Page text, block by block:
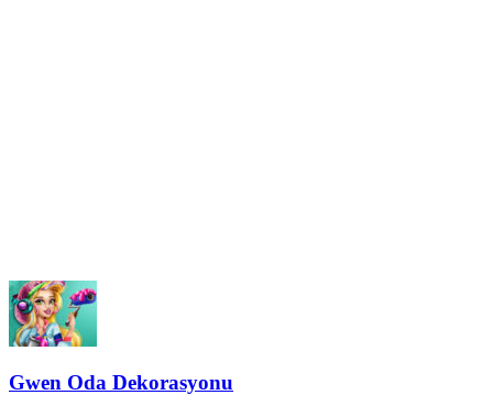
Gwen Oda Dekorasyonu